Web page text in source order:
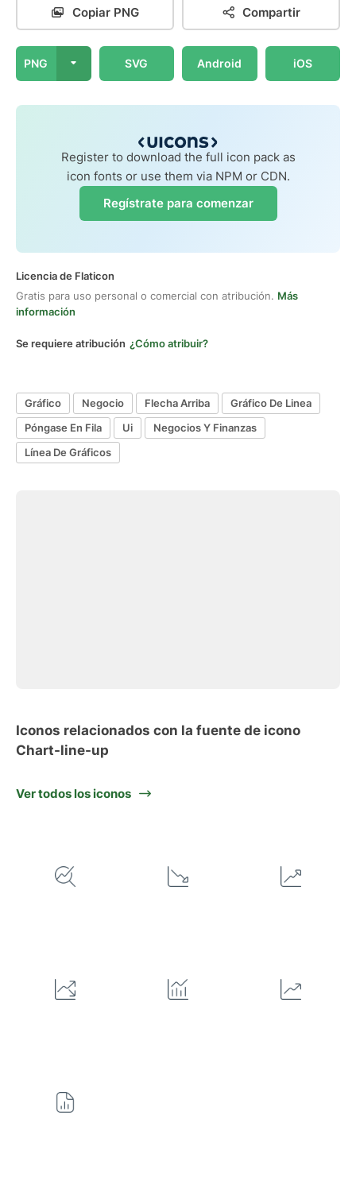
Copiar PNG Compartir
PNG SVG Android iOS
Register to download the full icon pack as
icon fonts or use them via NPM or CDN.
Regístrate para comenzar
Licencia de Flaticon
Gratis para uso personal o comercial con atribución. Más
información
Se requiere atribución ¿Cómo atribuir?
Gráfico Negocio Flecha Arriba
Gráfico De Linea
Póngase En Fila
Ui
Negocios Y Finanzas
Línea De Gráficos
Iconos relacionados con la fuente de icono
Chart-line-up
Ver todos los iconos